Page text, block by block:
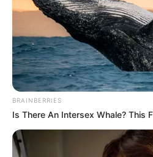
Cortesía: Alcaldía de Bogotá
Galán habla de programa para
Marzo 6, 2025
BRAINBERRIES
Is There An Intersex Whale? This